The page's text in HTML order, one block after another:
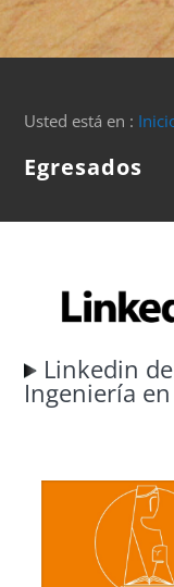
Usted está en :
Egresados
Linkedin
Ingeniería